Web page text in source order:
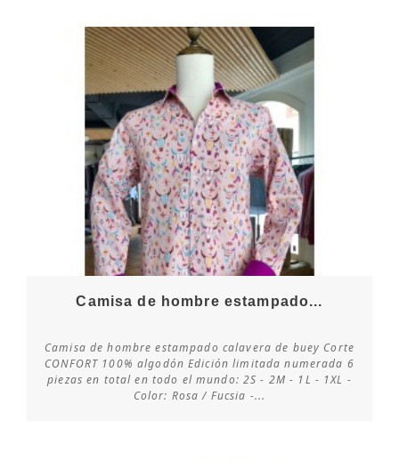
Consultar disponibilidad
Camisa de hombre estampado...
Camisa de hombre estampado calavera de buey Corte
CONFORT 100% algodón Edición limitada numerada 6
piezas en total en todo el mundo: 2S - 2M - 1L - 1XL -
Color: Rosa / Fucsia -...